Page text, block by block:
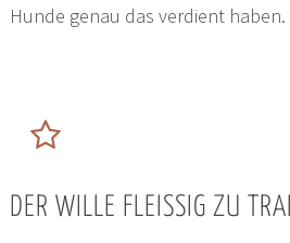
Hunde genau das verdient haben.
DER WILLE FLEISSIG ZU